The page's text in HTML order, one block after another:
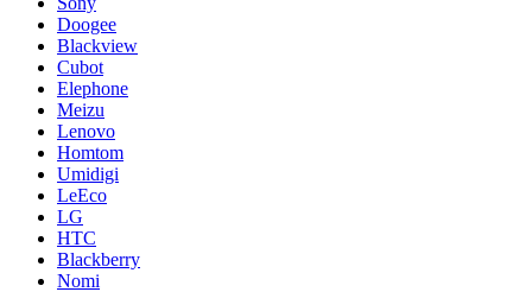
Doogee
Blackview
Cubot
Elephone
Meizu
Lenovo
Homtom
Umidigi
LeEco
LG
HTC
Blackberry
Nomi